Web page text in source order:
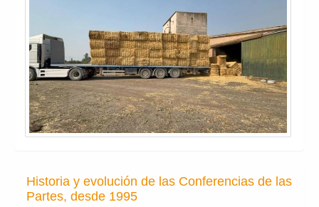
Historia y evolución de las Conferencias de las
Partes, desde 1995